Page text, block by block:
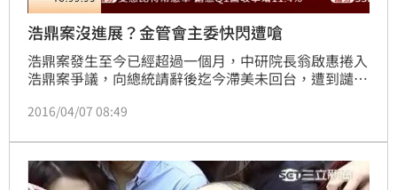
浩鼎案沒進展？金管會主委快閃遭嗆
浩鼎案發生至今已經超過一個月，中研院長翁啟惠捲入
浩鼎案爭議，向總統請辭後迄今滯美未回台，遭到譴
實，已將中研院院長翁啟惠與營業員聯絡資訊移送檢
管會主委王儷玲一聽到浩鼎案，回應依舊是能避就避。
2016/04/07 08:49